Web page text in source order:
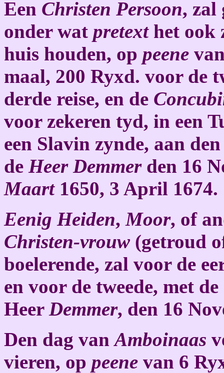
Een Christen Persoon, zal
onder wat pretexthet ook
huis houden, op peene
maal, 200 Ryxd. voor de
derde reise, en de
voor zekeren tyd, in een
een Slavin zynde, aan
de Heer Demmer den 16
Maart1650, 3 April 1674.
Eenig Heiden,Moor, of
Christen-vrouw(getroud
boelerende, zal voor de
en voor de tweede, met
Heer Demmer, den 16
Den dag vanAmboinaas
vieren, op peene van 6